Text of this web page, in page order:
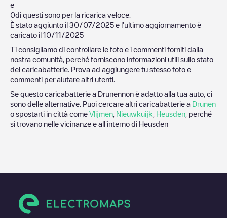
e
0di questi sono per la ricarica veloce.
È stato aggiunto il 30/07/2025 e l'ultimo aggiornamento è
caricato il 10/11/2025
Ti consigliamo di controllare le foto e i commenti forniti dalla
nostra comunità, perché forniscono informazioni utili sullo stato
del caricabatterie. Prova ad aggiungere tu stesso foto e
commenti per aiutare altri utenti.
Se questo caricabatterie a Drunennon è adatto alla tua auto, ci
sono delle alternative. Puoi cercare altri caricabatterie a Drunen
o spostarti in città come Vlijmen Nieuwkuijk Heusden , perché
si trovano nelle vicinanze e all'interno di Heusden